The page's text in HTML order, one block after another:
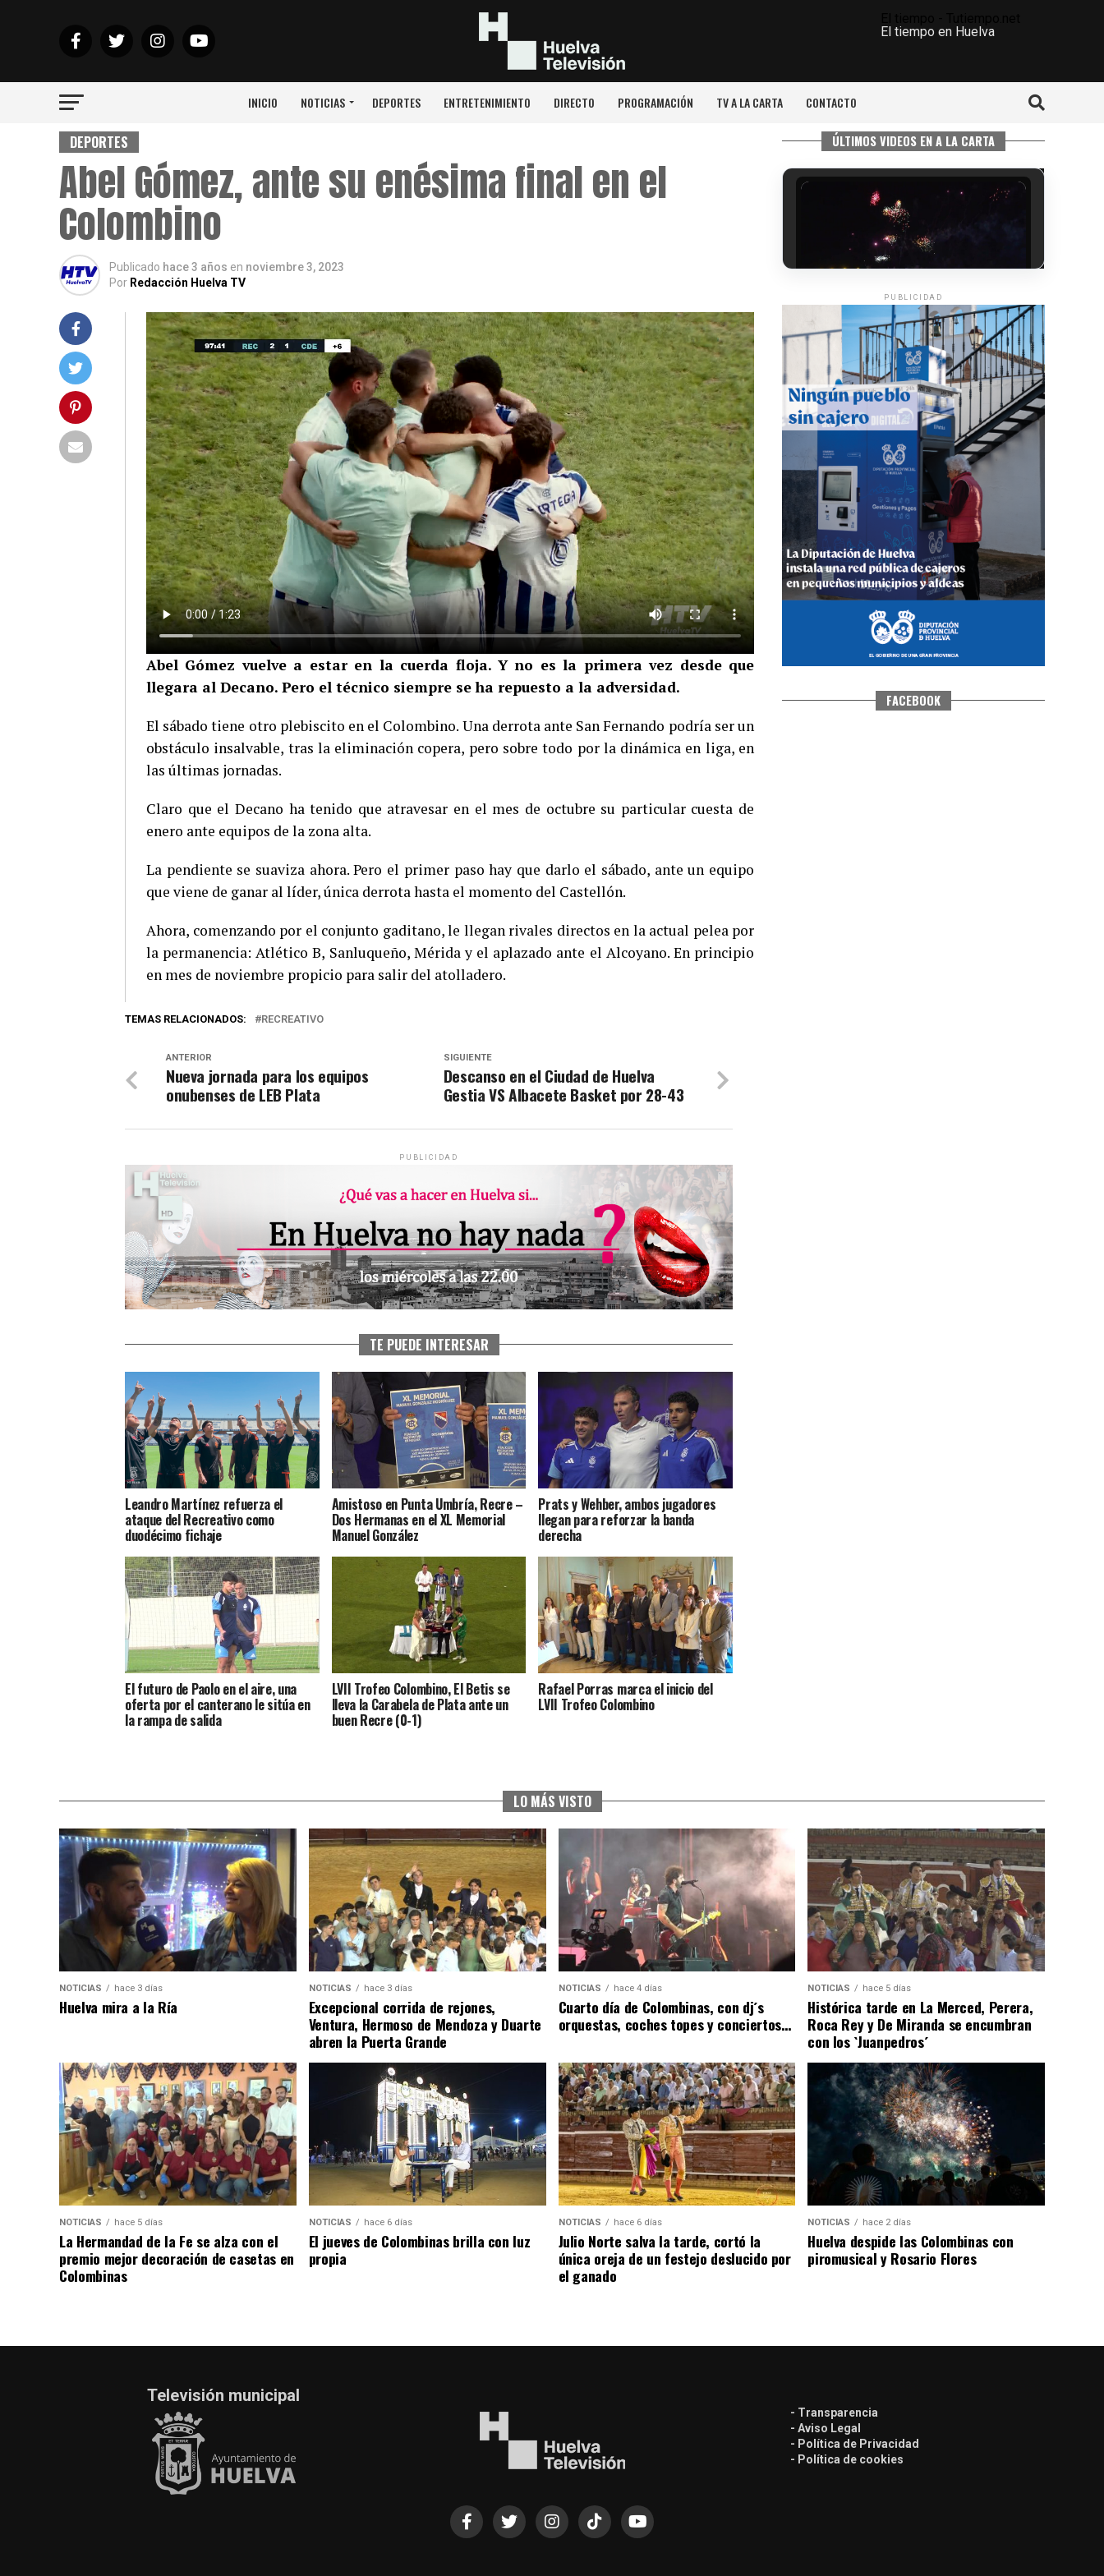
El tiempo en Huelva
INICIO NOTICIAS DEPORTES ENTRETENIMIENTO DIRECTO PROGRAMACIÓN TV A LA CARTA CONTACTO
DEPORTES
Abel Gómez, ante su enésima final en el
Colombino
Publicado hace 3 años en noviembre 3, 2023
Por Redacción Huelva TV
Abel Gómez vuelve a estar en la cuerda floja. Y no es la primera vez desde que
llegara al Decano. Pero el técnico siempre se ha repuesto a la adversidad.
El sábado tiene otro plebiscito en el Colombino. Una derrota ante San Fernando podría ser un
obstáculo insalvable, tras la eliminación copera, pero sobre todo por la dinámica en liga, en
las últimas jornadas.
Claro que el Decano ha tenido que atravesar en el mes de octubre su particular cuesta de
enero ante equipos de la zona alta.
La pendiente se suaviza ahora. Pero el primer paso hay que darlo el sábado, ante un equipo
que viene de ganar al líder, única derrota hasta el momento del Castellón.
Ahora, comenzando por el conjunto gaditano, le llegan rivales directos en la actual pelea por
la permanencia: Atlético B, Sanluqueño, Mérida y el aplazado ante el Alcoyano. En principio
en mes de noviembre propicio para salir del atolladero.
TEMAS RELACIONADOS: RECREATIVO
SIGUIENTE
Descanso en el Ciudad de Huelva
Gestia VS Albacete Basket por 28-43
ANTERIOR
Nueva jornada para los equipos
onubenses de LEB Plata
PUBLICIDAD
TE PUEDE INTERESAR
Leandro Martínez refuerza el
ataque del Recreativo como
duodécimo fichaje
Amistoso en Punta Umbría, Recre –
Dos Hermanas en el XL Memorial
Manuel González
Prats y Wehber, ambos jugadores
llegan para reforzar la banda
derecha
El futuro de Paolo en el aire, una
oferta por el canterano le sitúa en
la rampa de salida
LVII Trofeo Colombino, El Betis se
lleva la Carabela de Plata ante un
buen Recre (0-1)
Rafael Porras marca el inicio del
LVII Trofeo Colombino
ÚLTIMOS VIDEOS EN A LA CARTA
6º DÍA DE LAS FIESTAS COLOMBINAS
2026
·Huelvatv
QUINTA CORRIDA DE LAS FIESTAS
COLOMBINAS 2026
hace 3 días· Huelvatv
PUBLICIDAD
FACEBOOK
LO MÁS VISTO
NOTICIAS hace 3 días
Huelva mira a la Ría
NOTICIAS hace 3 días
Excepcional corrida de rejones,
Ventura, Hermoso de Mendoza y Duarte
abren la Puerta Grande
NOTICIAS hace 4 días
Cuarto día de Colombinas, con dj´s
orquestas, coches topes y conciertos…
NOTICIAS hace 5 días
Histórica tarde en La Merced, Perera,
Roca Rey y De Miranda se encumbran
con los `Juanpedros´
NOTICIAS hace 5 días
La Hermandad de la Fe se alza con el
premio mejor decoración de casetas en
Colombinas
NOTICIAS hace 6 días
El jueves de Colombinas brilla con luz
propia
NOTICIAS hace 6 días
Julio Norte salva la tarde, cortó la
única oreja de un festejo deslucido por
el ganado
NOTICIAS hace 2 días
Huelva despide las Colombinas con
piromusical y Rosario Flores
Televisión municipal
- Transparencia
- Aviso Legal
- Política de Privacidad
- Política de cookies